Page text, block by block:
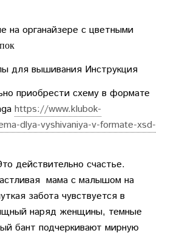
на органайзере с цветными
для вышивания Инструкция
приобрести схему в формате
https://www.klubok-
dlya-vyshivaniya-v-formate-xsd-
действительно счастье.
мама с малышом на
забота чувствуется в
наряд женщины, темные
бант подчеркивают мирную